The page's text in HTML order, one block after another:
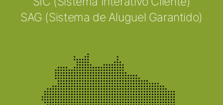
SAG (Sistema de Aluguel Garantido)